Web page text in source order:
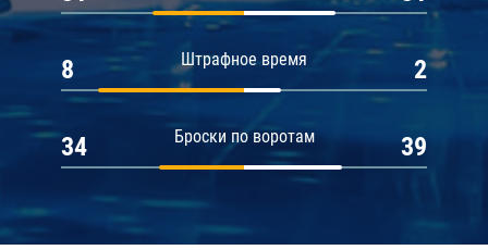
Штрафное время
8 2
Броски по воротам
34 39